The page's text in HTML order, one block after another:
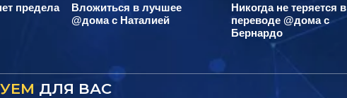
предела
Вложиться в лучшее
@дома с Наталией
Никогда не теряется в
переводе @дома с
Бернардо
ДЛЯ ВАС